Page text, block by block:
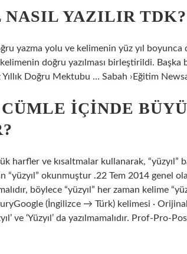
NASIL YAZILIR TDK?
yazma yolu ve kelimenin yüz yıl boyunca
doğru yazılması birleştirildi. Başka
Doğru Mektubu … Sabah ›Eğitim
IÇINDE
harfler ve kısaltmalar kullanarak, “yüzyıl”
“yüzyıl” okunmuştur .22 Tem 2014 genel
böylece “yüzyıl” her zaman kelime
(İngilizce → Türk) kelimesi ·
ve ‘Yüzyıl’ da yazılmamalıdır. Prof-Pro-